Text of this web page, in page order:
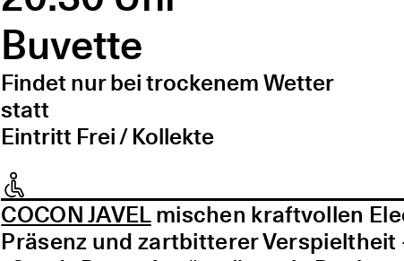
Buvette
Findet nur bei trockenem Wetter
statt
Eintritt Frei / Kollekte
COCON JAVELmischen kraftvollen
Präsenz und zartbitterer